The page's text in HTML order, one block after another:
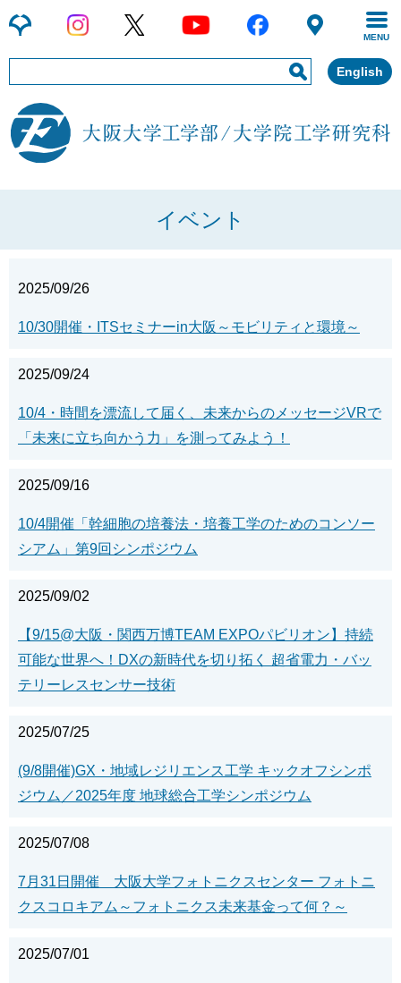
MENU
English
イベント
2025/09/26
10/30開催・ITSセミナーin大阪～モビリティと環境～
2025/09/24
10/4・時間を漂流して届く、未来からのメッセージVRで
「未来に立ち向かう力」を測ってみよう！
2025/09/16
10/4開催「幹細胞の培養法・培養工学のためのコンソー
シアム」第9回シンポジウム
2025/09/02
【9/15@大阪・関西万博TEAM EXPOパビリオン】持続
可能な世界へ！DXの新時代を切り拓く 超省電力・バッ
テリーレスセンサー技術
2025/07/25
(9/8開催)GX・地域レジリエンス工学 キックオフシンポ
ジウム／2025年度 地球総合工学シンポジウム
2025/07/08
7月31日開催 大阪大学フォトニクスセンター フォトニ
クスコロキアム～フォトニクス未来基金って何？～
2025/07/01